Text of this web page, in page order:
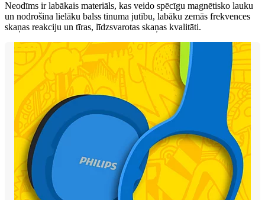
Neodīms ir labākais materiāls, kas veido spēcīgu magnētisko lauku
un nodrošina lielāku balss tinuma jutību, labāku zemās frekvences
skaņas reakciju un tīras, līdzsvarotas skaņas kvalitāti.